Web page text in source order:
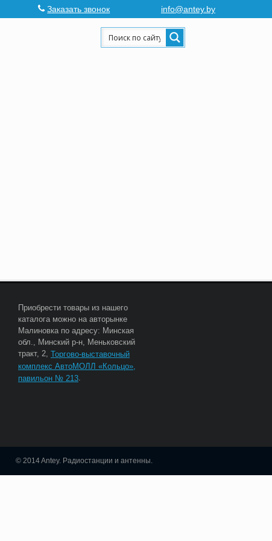
Заказать звонок info@antey.by
Приобрести товары из нашего
каталога можно на авторынке
Малиновка по адресу: Минская
обл., Минский р-н, Меньковский
тракт, 2, Торгово-выставочный
комплекс АвтоМОЛЛ «Кольцо»,
павильон № 213.
© 2014 Antey. Радиостанции и антенны.